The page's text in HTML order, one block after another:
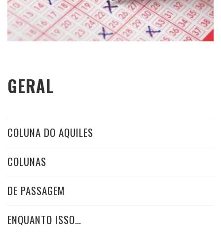
GERAL
COLUNA DO AQUILES
COLUNAS
DE PASSAGEM
ENQUANTO ISSO…